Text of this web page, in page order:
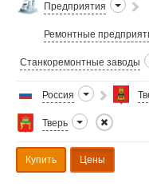
Предприятия
Ремонтные
Станкоремонтные заводы
Россия
Тверь
Купить Цены